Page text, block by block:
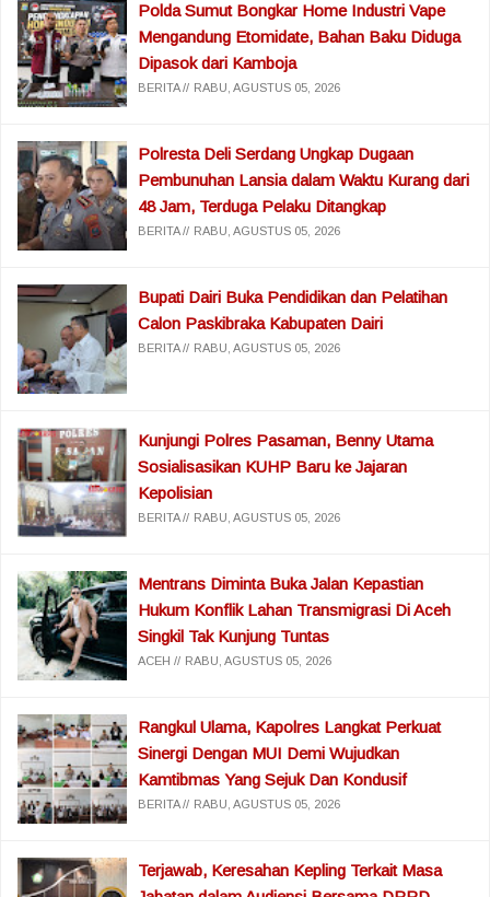
Polda Sumut Bongkar Home Industri Vape
Mengandung Etomidate, Bahan Baku Diduga
Dipasok dari Kamboja
BERITA RABU, AGUSTUS 05, 2026
Polresta Deli Serdang Ungkap Dugaan
Pembunuhan Lansia dalam Waktu Kurang dari
48 Jam, Terduga Pelaku Ditangkap
BERITA RABU, AGUSTUS 05, 2026
Bupati Dairi Buka Pendidikan dan Pelatihan
Calon Paskibraka Kabupaten Dairi
BERITA RABU, AGUSTUS 05, 2026
Kunjungi Polres Pasaman, Benny Utama
Sosialisasikan KUHP Baru ke Jajaran
Kepolisian
BERITA RABU, AGUSTUS 05, 2026
Mentrans Diminta Buka Jalan Kepastian
Hukum Konflik Lahan Transmigrasi Di Aceh
Singkil Tak Kunjung Tuntas
ACEH RABU, AGUSTUS 05, 2026
Rangkul Ulama, Kapolres Langkat Perkuat
Sinergi Dengan MUI Demi Wujudkan
Kamtibmas Yang Sejuk Dan Kondusif
BERITA RABU, AGUSTUS 05, 2026
Terjawab, Keresahan Kepling Terkait Masa